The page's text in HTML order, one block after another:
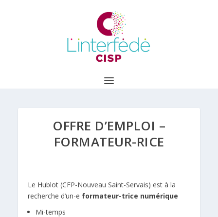
OFFRE D’EMPLOI –
FORMATEUR-RICE
Le Hublot (CFP-Nouveau Saint-Servais) est à la
recherche d’un-e formateur-trice numérique
Mi-temps